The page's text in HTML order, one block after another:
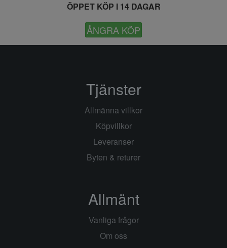
ÖPPET KÖP I 14 DAGAR
ÅNGRA KÖP
Tjänster
Allmänna villkor
Köpvillkor
Leveranser
Byten & returer
Allmänt
Vanliga frågor
Om oss